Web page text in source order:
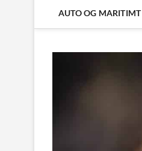
AUTO OG MARITIMT